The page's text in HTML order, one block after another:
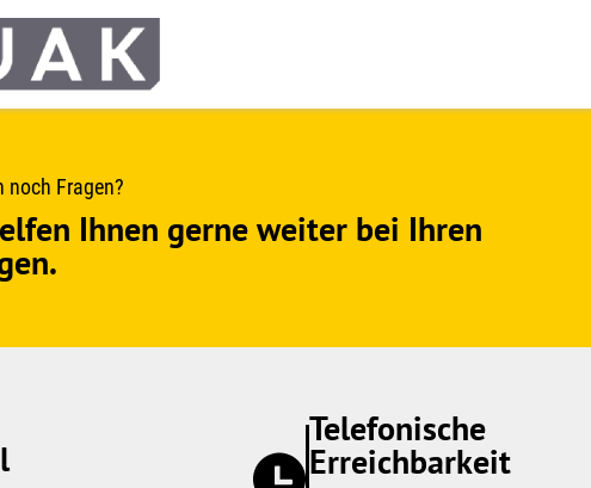
noch Fragen?
Ihnen gerne weiter bei Ihren
Telefonische
Erreichbarkeit